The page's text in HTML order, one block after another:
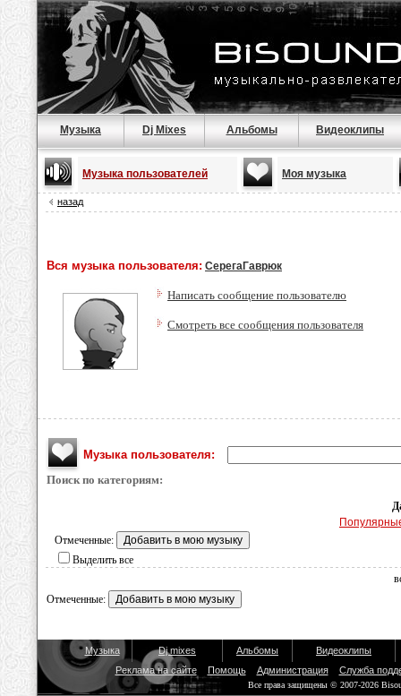
Музыка Dj Mixes Альбомы Видеоклипы
Музыка пользователей Моя музыка
назад
Вся музыка пользователя: СерегаГаврюк
Написать сообщение пользователю
Смотреть все сообщения пользователя
Музыка пользователя:
Поиск по категориям:
Отмеченные:
Выделить все
Отмеченные:
Музыка Dj mixes Альбомы
Видеоклипы
Реклама на сайте
Помощь Администрация Служба
Все права защищены © 2007-2026